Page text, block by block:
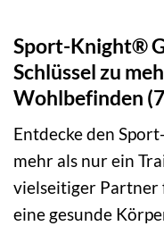
Sport-Knight®
Schlüssel zu
Wohlbefinden
Entdecke den
mehr als nur ein
vielseitiger Partner
eine gesunde